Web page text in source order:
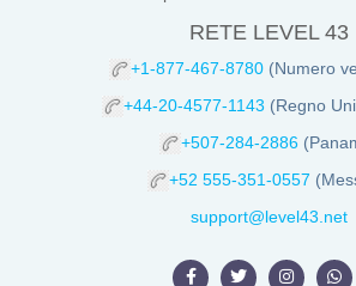
RETE LEVEL 43
+1-877-467-8780 (Numero
+44-20-4577-1143 (Regno
+507-284-2886
+52 555-351-0557
support@level43.net